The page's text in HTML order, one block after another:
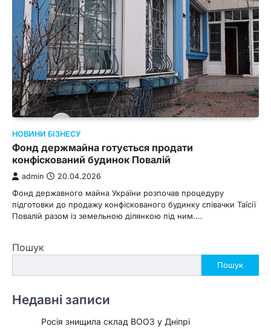
НОВИНИ БІЗНЕСУ
Фонд держмайна готується продати
конфіскований будинок Повалій
admin 20.04.2026
Фонд державного майна України розпочав процедуру
підготовки до продажу конфіскованого будинку співачки Таїсії
Повалій разом із земельною ділянкою під ним.…
Пошук
Пошук
Недавні записи
Росія знищила склад ВООЗ у Дніпрі